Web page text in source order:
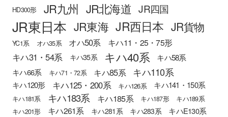
HD300形 JR九州 JR北海道 JR四国
JR東日本 JR東海 JR西日本 JR貨物
YC1系 オハ35系 オハ50系 キハ11・25・75形
キハ31・54系 キハ35系 キハ40系 キハ58系
キハ66系 キハ71・72系 キハ85系 キハ110系
キハ120形 キハ125・200系 キハ126系 キハ141・150系
キハ181系 キハ183系 キハ185系 キハ187形
キハ189系
キハ201形
キハ261系 キハ281系 キハ283系
キハE130系